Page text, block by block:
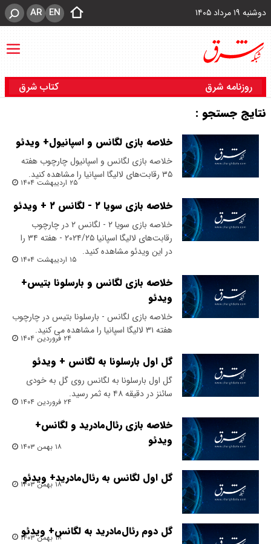
دوشنبه ۱۹ مرداد ۱۴۰۵ EN
AR
روزنامه شرق کتاب شرق
نتایج جستجو :
خلاصه بازی لگانس و اسپانیول+ ویدئو
خلاصه بازی لگانس و اسپانیول چارچوب هفته
۳۵ رقابت‌های لالیگا اسپانیا را مشاهده کنید.
۲۵ اردیبهشت ۱۴۰۴
خلاصه بازی سویا ۲ - لگانس ۲ + ویدئو
خلاصه بازی سویا ۲ - لگانس ۲ در چارچوب
رقابت‌های لالیگا اسپانیا ۲۰۲۴/۲۵ - هفته ۳۴ را
در این ویدئو مشاهده کنید.
۱۵ اردیبهشت ۱۴۰۴
خلاصه بازی لگانس و بارسلونا بتیس+
ویدئو
خلاصه بازی لگانس - بارسلونا بتیس در چارچوب
هفته ۳۱ لالیگا اسپانیا را مشاهده می کنید.
۲۴ فروردین ۱۴۰۴
گل اول بارسلونا به لگانس + ویدئو
گل اول بارسلونا به لگانس روی گل به خودی
سائنز در دقیقه ۴۸ به ثمر رسید.
۲۴ فروردین ۱۴۰۴
خلاصه بازی رئال‌مادرید و لگانس+
ویدئو
۱۸ بهمن ۱۴۰۳
گل اول لگانس به رئال‌مادرید+ ویدئو
۱۸ بهمن ۱۴۰۳
گل دوم رئال‌مادرید به لگانس+ ویدئو
۱۸ بهمن ۱۴۰۳